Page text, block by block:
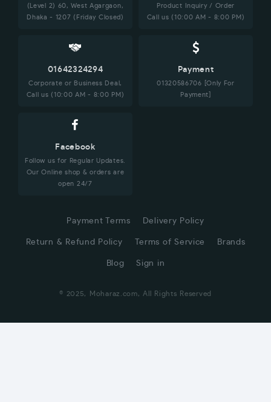
(Level 2) 60, West Agargaon,
Dhaka - 1207 (Friday Closed)
Product Inquiry / Order
Call us (10:00 AM - 8:00 PM)
01642324294
Corporate or Business Deal,
Call us (10:00 AM - 8:00 PM)
Payment
01320586706 [Only For
Payment]
Facebook
Follow us for Regular Updates.
Our Online shop & orders are
open 24/7
Payment Terms Delivery Policy
Return & Refund Policy Terms of Service Brands
Blog Sign in
© 2025, Moharaz.com, All Rights Reserved